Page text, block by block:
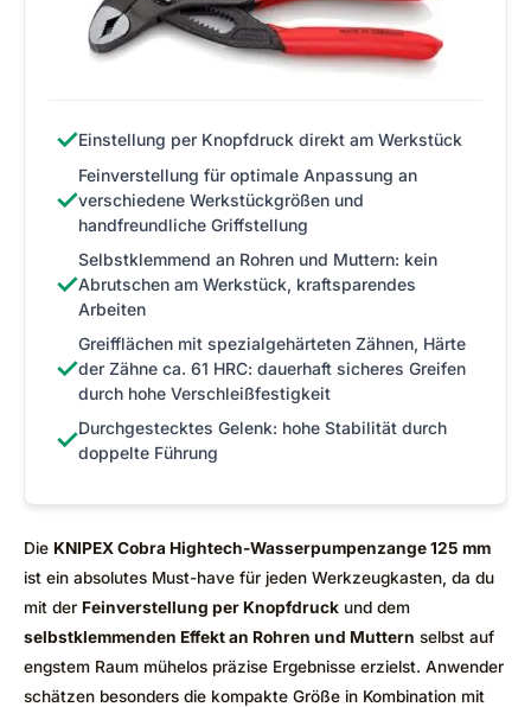
✓Einstellung per Knopfdruck direkt am Werkstück
✓
Feinverstellung für optimale Anpassung an
verschiedene Werkstückgrößen und
handfreundliche Griffstellung
✓
Selbstklemmend an Rohren und Muttern: kein
Abrutschen am Werkstück, kraftsparendes
Arbeiten
✓
Greifflächen mit spezialgehärteten Zähnen, Härte
der Zähne ca. 61 HRC: dauerhaft sicheres Greifen
durch hohe Verschleißfestigkeit
✓Durchgestecktes Gelenk: hohe Stabilität durch
doppelte Führung
Die KNIPEX Cobra Hightech-Wasserpumpenzange 125 mm
ist ein absolutes Must-have für jeden Werkzeugkasten, da du
mit der Feinverstellung per Knopfdruck und dem
selbstklemmenden Effekt an Rohren und Muttern selbst auf
engstem Raum mühelos präzise Ergebnisse erzielst. Anwender
schätzen besonders die kompakte Größe in Kombination mit